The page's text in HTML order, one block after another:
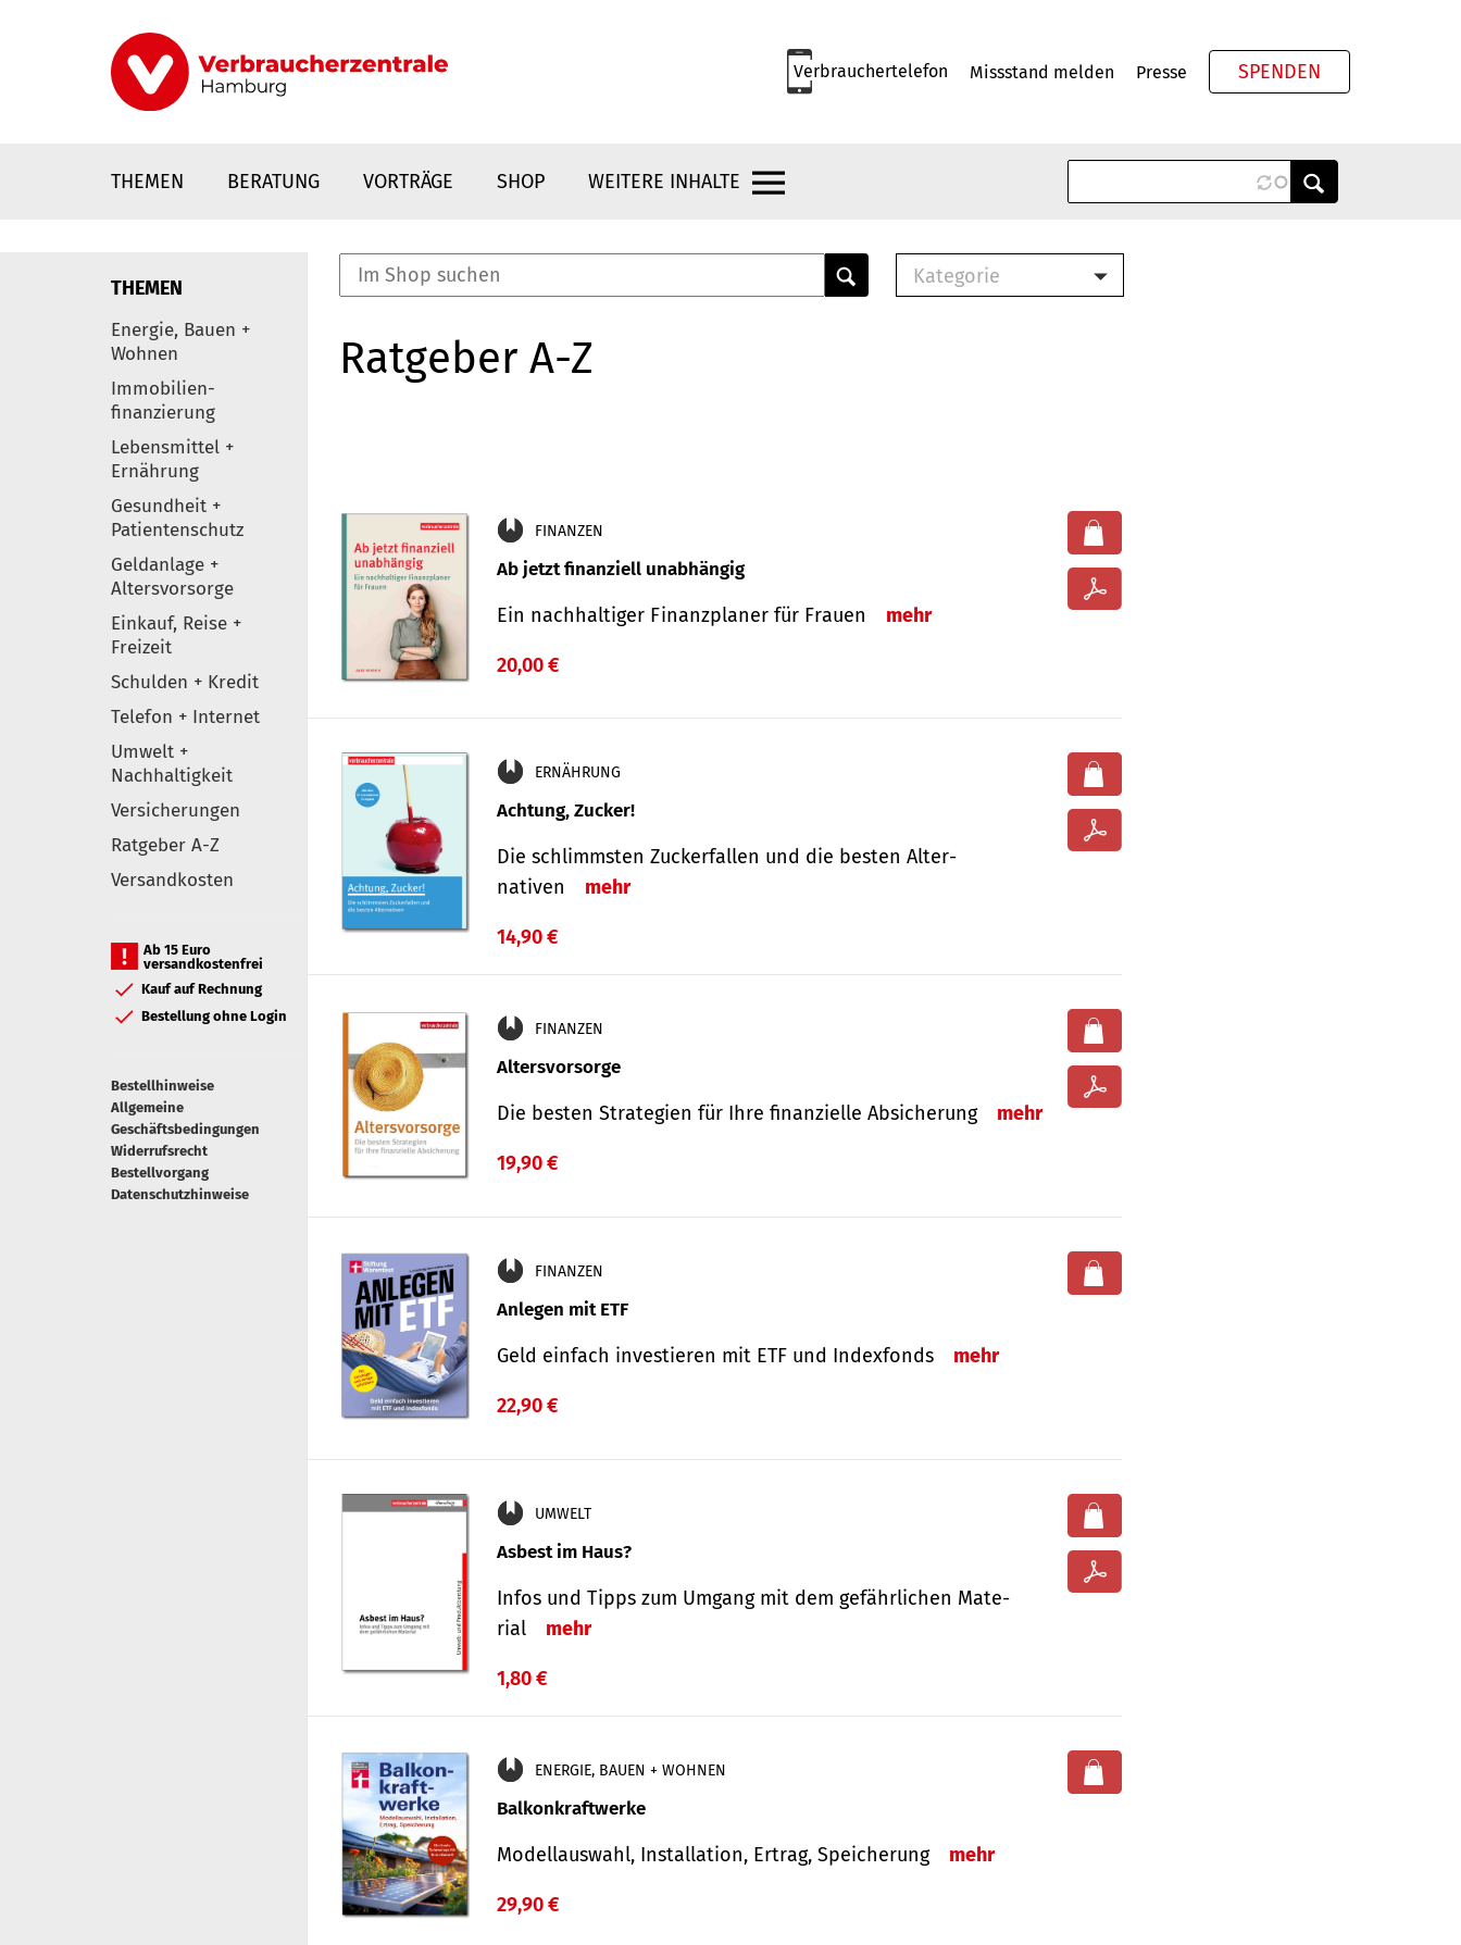
Verbrauchertelefon Missstand melden Presse SPENDEN
THEMEN BERATUNG VORTRÄGE SHOP WEITERE INHALTE
Elemente
THEMEN
Energie, Bauen +
Wohnen
Immobilien-
finanzierung
Lebensmittel +
Ernährung
Gesundheit +
Patientenschutz
Geldanlage +
Altersvorsorge
Einkauf, Reise +
Freizeit
Schulden + Kredit
Telefon + Internet
Umwelt +
Nachhaltigkeit
Versicherungen
Ratgeber A-Z
Versandkosten
Ab 15 Euro
versandkostenfrei
Kauf auf Rechnung
Bestellung ohne Login
Bestellhinweise
Allgemeine
Geschäftsbedingungen
Widerrufsrecht
Bestellvorgang
Datenschutzhinweise
Kategorie
Ratgeber A-Z
FINANZEN
Ab jetzt finanziell unabhängig
Ein nachhaltiger Finanzplaner für Frauen mehr
20,00 €
ERNÄHRUNG
Achtung, Zucker!
Die schlimmsten Zucker­fallen und die besten Alter­
nativen
mehr
14,90 €
FINANZEN
Altersvorsorge
Die besten Strategien für Ihre finanzielle Absicherung mehr
19,90 €
FINANZEN
Anlegen mit ETF
Geld einfach investieren mit ETF und Indexfonds mehr
22,90 €
UMWELT
Asbest im Haus?
Infos und Tipps zum Um­gang mit dem ge­fähr­lichen Mate­
rial
mehr
1,80 €
ENERGIE, BAUEN + WOHNEN
Balkonkraftwerke
Modellauswahl, Installation, Ertrag, Speicherung mehr
29,90 €